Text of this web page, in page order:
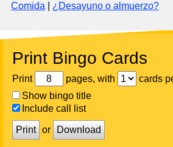
Comida
¿Desayuno o almuerzo?
Print Bingo Cards
Print pages, with
cards
Show bingo title
Include call list
Print or Download